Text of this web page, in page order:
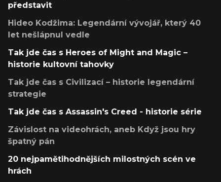
představit
Hideo Kodžima: Legendární vývojář, který 40
let nešlápnul vedle
Tak jde čas s Heroes of Might and Magic –
historie kultovní tahovky
Tak jde čas s Civilizací – historie legendární
strategie
Tak jde čas s Assassin's Creed - historie série
Závislost na videohrách, aneb Když jsou hry
špatný pán
20 nejpamětihodnějších milostných scén ve
hrách